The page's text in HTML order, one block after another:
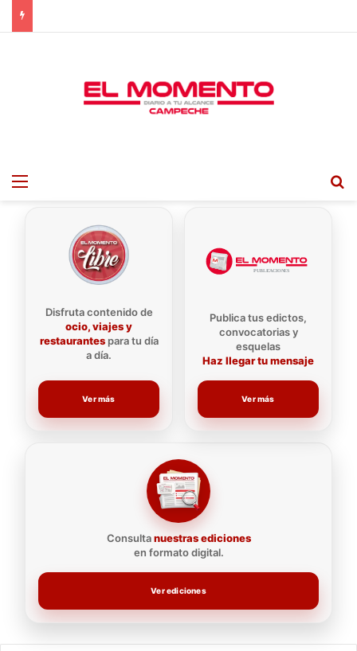
Menu
Disfruta contenido de
ocio, viajes y
restaurantespara tu día
a día.
Ver más
Consultanuestras ediciones
en formato digital.
Ver ediciones
Publica tus edictos,
convocatorias y
esquelas
Haz llegar tu mensaje
Ver más